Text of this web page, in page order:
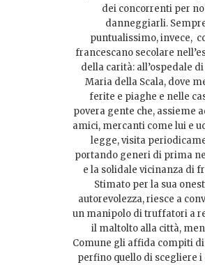
dei concorrenti per
danneggiarli.
puntualissimo, invece,
francescano secolare
della carità: all’ospedale
Maria della Scala, dove
ferite e piaghe e nelle
povera gente che, assieme
amici, mercanti come lui e
legge, visita
portando generi di prima
e la solidale vicinanza di
Stimato per la sua
autorevolezza, riesce a
un manipolo di truffatori a
il maltolto alla città,
Comune gli affida compiti
perfino quello di scegliere i